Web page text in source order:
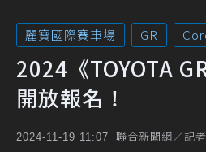
麗寶國際賽車場 GR
2024《TOYOTA
開放報名！
2024-11-19 11:07 聯合新聞網／記